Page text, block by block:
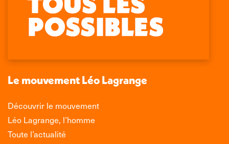
Facebook
s'ouvre
une
fenêtre
page
X
s'ouvre
une
fenêtre
page
LinkedIn
s'ouvre
une
fenêtre
page
Instagram
s'ouvre
une
nouvelle
fenêtre
Le mouvement Léo Lagrange
Découvrir le mouvement
Léo Lagrange, l’homme
Toute l’actualité